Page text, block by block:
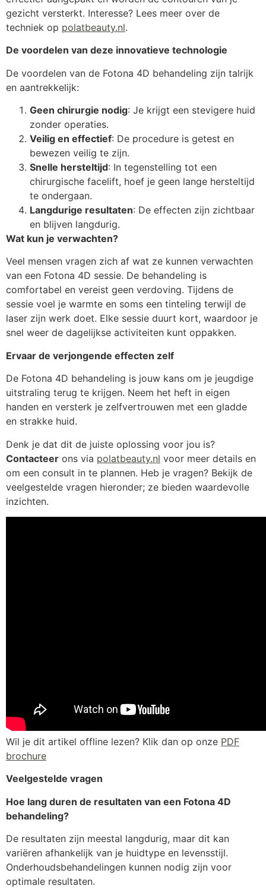
gezicht versterkt. Interesse? Lees meer over de
techniek op polatbeauty.nl.
De voordelen van deze innovatieve technologie
De voordelen van de Fotona 4D behandeling zijn talrijk
en aantrekkelijk:
Geen chirurgie nodig: Je krijgt een stevigere huid
zonder operaties.
Veilig en effectief: De procedure is getest en
bewezen veilig te zijn.
Snelle hersteltijd: In tegenstelling tot een
chirurgische facelift, hoef je geen lange hersteltijd
te ondergaan.
Langdurige resultaten: De effecten zijn zichtbaar
en blijven langdurig.
Wat kun je verwachten?
Veel mensen vragen zich af wat ze kunnen verwachten
van een Fotona 4D sessie. De behandeling is
comfortabel en vereist geen verdoving. Tijdens de
sessie voel je warmte en soms een tinteling terwijl de
laser zijn werk doet. Elke sessie duurt kort, waardoor je
snel weer de dagelijkse activiteiten kunt oppakken.
Ervaar de verjongende effecten zelf
De Fotona 4D behandeling is jouw kans om je jeugdige
uitstraling terug te krijgen. Neem het heft in eigen
handen en versterk je zelfvertrouwen met een gladde
en strakke huid.
Denk je dat dit de juiste oplossing voor jou is?
Contacteer ons via polatbeauty.nl voor meer details en
om een consult in te plannen. Heb je vragen? Bekijk de
veelgestelde vragen hieronder; ze bieden waardevolle
inzichten.
Wil je dit artikel offline lezen? Klik dan op onze PDF
brochure
Veelgestelde vragen
Hoe lang duren de resultaten van een Fotona 4D
behandeling?
De resultaten zijn meestal langdurig, maar dit kan
variëren afhankelijk van je huidtype en levensstijl.
Onderhoudsbehandelingen kunnen nodig zijn voor
optimale resultaten.